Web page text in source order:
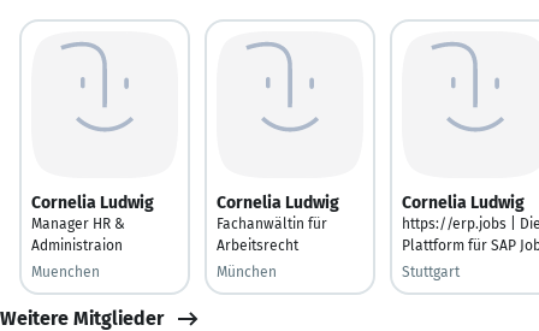
Cornelia Ludwig
Manager HR &
Administraion
Muenchen
Cornelia Ludwig
Fachanwältin für
Arbeitsrecht
München
Cornelia Ludwig
https://erp.jobs |
Plattform für SAP
Stuttgart
Weitere Mitglieder